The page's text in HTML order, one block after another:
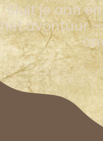
Sluit je aan
het avontuur